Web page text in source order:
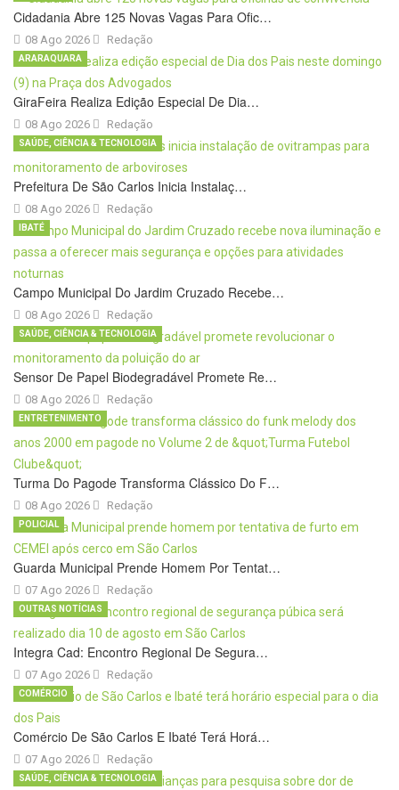
Cidadania Abre 125 Novas Vagas Para Ofic…
08 Ago 2026 Redação
GiraFeira Realiza Edição Especial De Dia…
08 Ago 2026
ARARAQUARA
Redação
Prefeitura De São Carlos Inicia Instalaç…
08 Ago 2026
SAÚDE, CIÊNCIA & TECNOLOGIA
Redação
Campo Municipal Do Jardim Cruzado Recebe…
08 Ago 2026
IBATÉ
Redação
Sensor De Papel Biodegradável Promete Re…
08 Ago 2026
SAÚDE, CIÊNCIA & TECNOLOGIA
Redação
Turma Do Pagode Transforma Clássico Do F…
08 Ago 2026
ENTRETENIMENTO
Redação
Guarda Municipal Prende Homem Por Tentat…
07 Ago 2026
POLICIAL
Redação
Integra Cad: Encontro Regional De Segura…
07 Ago 2026
OUTRAS NOTÍCIAS
Redação
Comércio De São Carlos E Ibaté Terá Horá…
07 Ago 2026
COMÉRCIO
Redação
SAÚDE, CIÊNCIA & TECNOLOGIA